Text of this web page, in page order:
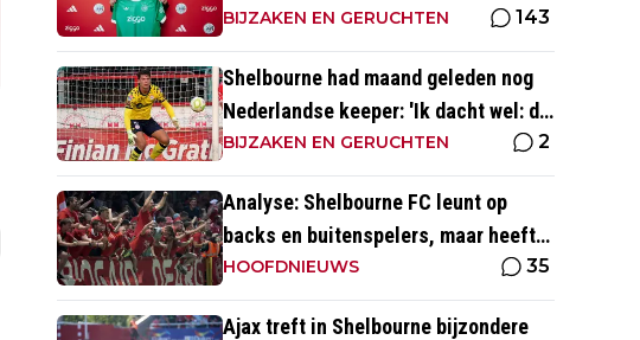
media
BIJZAKEN EN GERUCHTEN 143
Shelbourne had maand geleden nog
Nederlandse keeper: 'Ik dacht wel: dit
is wel héél Iers'
BIJZAKEN EN GERUCHTEN 2
Analyse: Shelbourne FC leunt op
backs en buitenspelers, maar heeft
restverdediging totaal niet op orde
HOOFDNIEUWS 35
Ajax treft in Shelbourne bijzondere